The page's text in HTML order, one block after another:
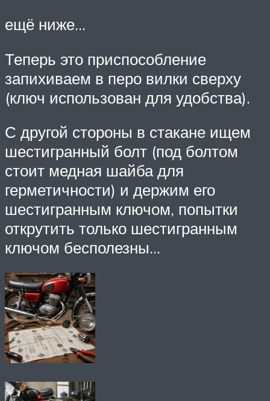
ещё ниже…
Теперь это приспособление
запихиваем в перо вилки сверху
(ключ использован для удобства).
С другой стороны в стакане ищем
шестигранный болт (под болтом
стоит медная шайба для
герметичности) и держим его
шестигранным ключом, попытки
открутить только шестигранным
ключом бесполезны…